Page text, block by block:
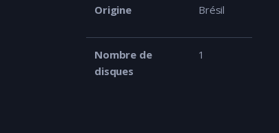
Origine Brésil
Nombre de
disques
1